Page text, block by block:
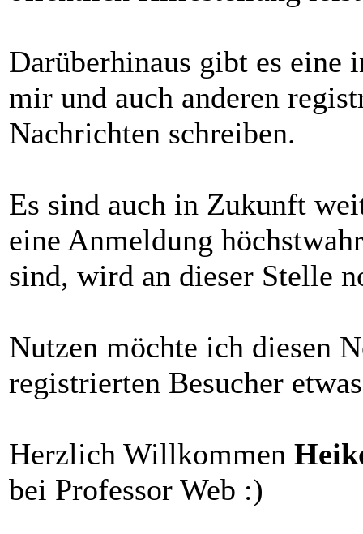
Darüberhinaus gibt es
mir und auch anderen
Nachrichten schreiben.
Es sind auch in Zukunft
eine Anmeldung
sind, wird an dieser Stelle
Nutzen möchte ich diesen
registrierten Besucher
Herzlich Willkommen
bei Professor Web :)